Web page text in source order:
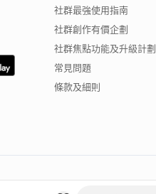
社群最強使用指南
社群創作有價企劃
社群焦點功能及升級計劃
常見問題
條款及細則